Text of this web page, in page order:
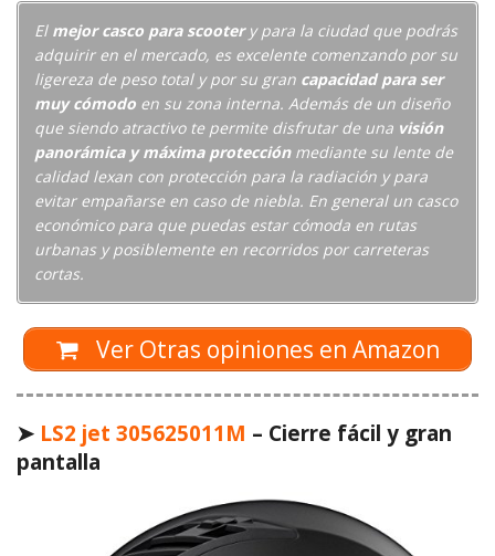
El mejor casco para scootery para la ciudad que podrás
adquirir en el mercado, es excelente comenzando por su
ligereza de peso total y por su gran capacidad para ser
muy cómodo en su zona interna. Además de un diseño
que siendo atractivo te permite disfrutar de una visión
panorámica y máxima protecciónmediante su lente de
calidad lexan con protección para la radiación y para
evitar empañarse en caso de niebla. En general un casco
económico para que puedas estar cómoda en rutas
urbanas y posiblemente en recorridos por carreteras
cortas.
Ver Otras opiniones en Amazon
➤ LS2 jet 305625011M – Cierre fácil y gran
pantalla